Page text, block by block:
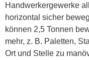
Handwerkergewerke
horizontal sicher
können 2,5 Tonnen
mehr, z. B. Paletten,
Ort und Stelle zu